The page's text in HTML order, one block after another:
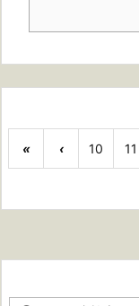
« ‹ 10 11